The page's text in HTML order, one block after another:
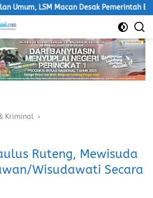
Macan Desak Pemerintah Bertindak
Kriminal
Ruteng, Mewisuda
Wisudawati Secara